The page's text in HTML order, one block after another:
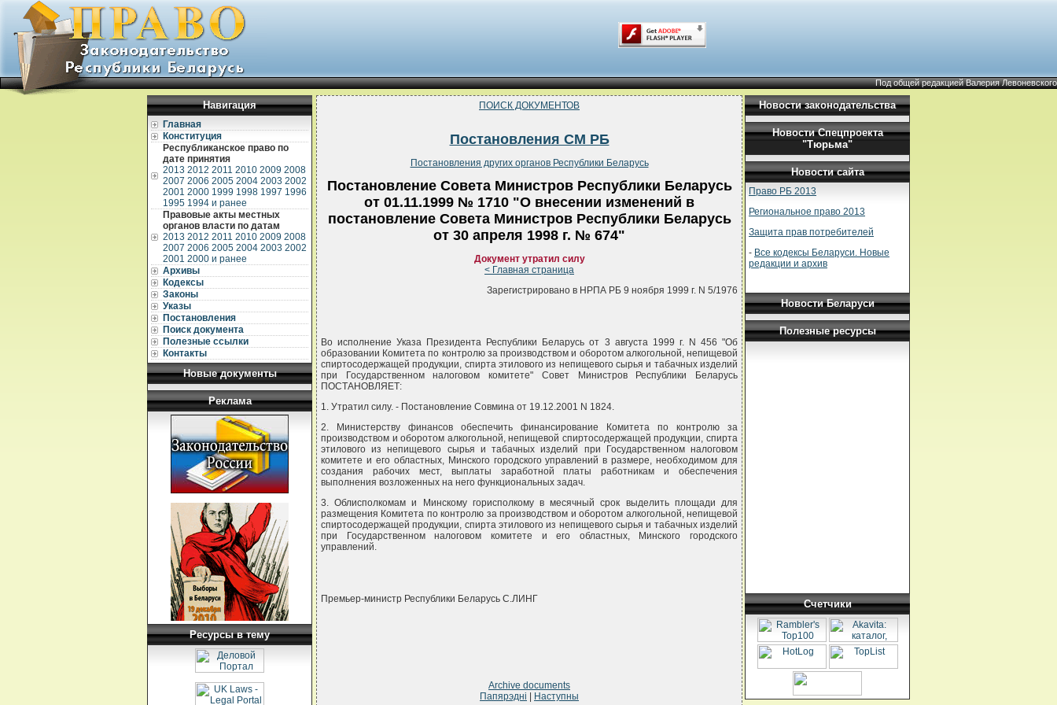
Под общей редакцией Валерия Левоневского
Навигация
Главная
Конституция
Республиканское право по
дате принятия
2013 2012 2011 2010 2009 2008
2007 2006 2005 2004 2003 2002
2001 2000 1999 1998 1997 1996
1995 1994 и ранее
Правовые акты местных
органов власти по датам
2013 2012 2011 2010 2009 2008
2007 2006 2005 2004 2003 2002
2001 2000 и ранее
Архивы
Кодексы
Законы
Указы
Постановления
Поиск документа
Полезные ссылки
Контакты
Новые документы
Реклама
Ресурсы в тему
ПОИСК ДОКУМЕНТОВ
Постановления СМ РБ
Постановления других органов Республики Беларусь
Постановление Совета Министров Республики Беларусь
от 01.11.1999 № 1710 "О внесении изменений в
постановление Совета Министров Республики Беларусь
от 30 апреля 1998 г. № 674"
Документ утратил силу
< Главная страница
Зарегистрировано в НРПА РБ 9 ноября 1999 г. N 5/1976
Во исполнение Указа Президента Республики Беларусь от 3 августа 1999 г. N 456 "Об
образовании Комитета по контролю за производством и оборотом алкогольной, непищевой
спиртосодержащей продукции, спирта этилового из непищевого сырья и табачных изделий
при Государственном налоговом комитете" Совет Министров Республики Беларусь
ПОСТАНОВЛЯЕТ:
1. Утратил силу. - Постановление Совмина от 19.12.2001 N 1824.
2. Министерству финансов обеспечить финансирование Комитета по контролю за
производством и оборотом алкогольной, непищевой спиртосодержащей продукции, спирта
этилового из непищевого сырья и табачных изделий при Государственном налоговом
комитете и его областных, Минского городского управлений в размере, необходимом для
создания рабочих мест, выплаты заработной платы работникам и обеспечения
выполнения возложенных на него функциональных задач.
3. Облисполкомам и Минскому горисполкому в месячный срок выделить площади для
размещения Комитета по контролю за производством и оборотом алкогольной, непищевой
спиртосодержащей продукции, спирта этилового из непищевого сырья и табачных изделий
при Государственном налоговом комитете и его областных, Минского городского
управлений.
Премьер-министр Республики Беларусь С.ЛИНГ
Archive documents
Папярэдні
Наступны
Новости законодательства
Новости Спецпроекта
"Тюрьма"
Новости сайта
Право РБ 2013
Региональное право 2013
Защита прав потребителей
- Все кодексы Беларуси. Новые
редакции и архив
Новости Беларуси
Полезные ресурсы
Счетчики